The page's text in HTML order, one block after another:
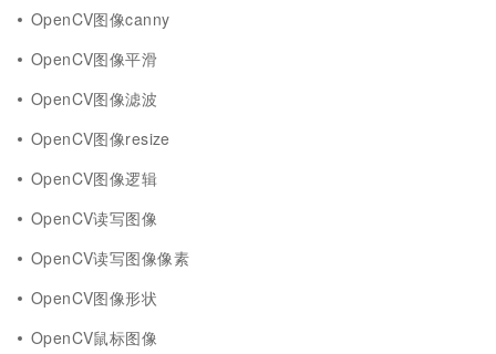
OpenCV图像canny
OpenCV图像平滑
OpenCV图像滤波
OpenCV图像resize
OpenCV图像逻辑
OpenCV读写图像
OpenCV读写图像像素
OpenCV图像形状
OpenCV鼠标图像